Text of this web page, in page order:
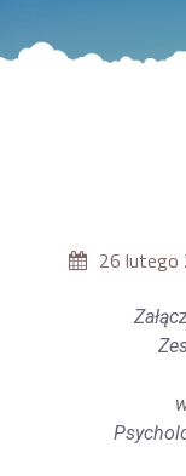
26 lutego